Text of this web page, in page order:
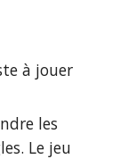
à jouer
les
Le jeu